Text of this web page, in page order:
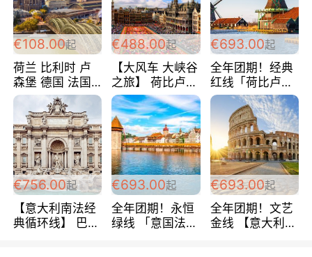
€108.00起
荷兰 比利时 卢
森堡 德国 法国
超爽玩遍西欧 循
环线 全程四星宾
馆 108欧/人/天
€488.00起
【大风车 大峡谷
之旅】 荷比卢德
法 巴黎上下 经
典五国四日游
488欧/人
€693.00起
全年团期！经典
红线「荷比卢德
法」七天循环 五
国 仅售99欧/人/
天！巴黎上下！
包拼房~
€756.00起
【意大利南法经
典循环线】 巴黎
€693.00起
全年团期！永恒
绿线 「意国法
€693.00起
全年团期！文艺
金线 【意大利一